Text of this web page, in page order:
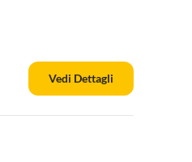
Vedi Dettagli